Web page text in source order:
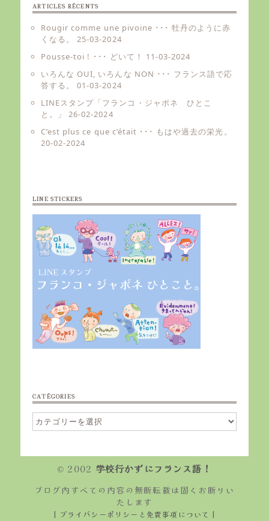
ARTICLES RÉCENTS
Rougir comme une pivoine ･･･ 牡丹のように赤
くなる。
25-03-2024
Pousse-toi ! ･･･ どいて！
11-03-2024
いろんな OUI, いろんな NON ･･･ フランス語で応
答する。
01-03-2024
LINEスタンプ「フランコ・ジャポネ ひとこ
と。」
26-02-2024
C’est plus ce que c’était ･･･ もはや過去の栄光。
20-02-2024
LINE STICKERS
CATÉGORIES
© 2002 学校行かずにフランス語！
ブログ内すべての内容の無断転載は固くお断りい
たします
| プライバシーポリシーと免責事項について |